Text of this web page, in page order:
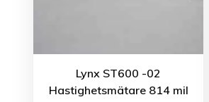
Lynx ST600 -02
Hastighetsmätare 814 mil